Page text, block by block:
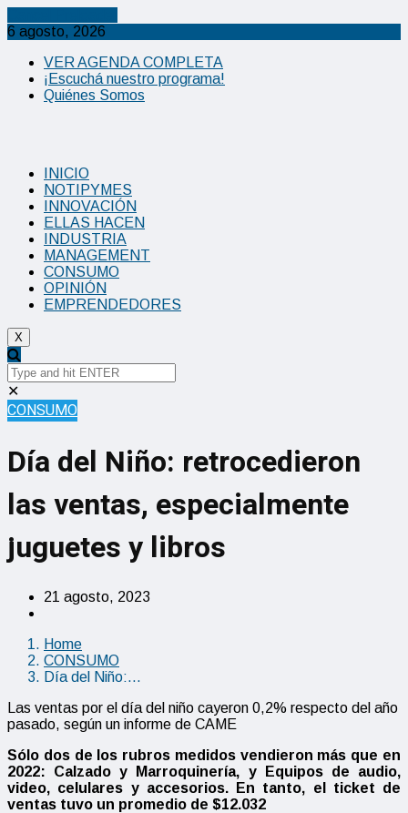
6 agosto, 2026
VER AGENDA COMPLETA
¡Escuchá nuestro programa!
Quiénes Somos
INICIO
NOTIPYMES
INNOVACIÓN
ELLAS HACEN
INDUSTRIA
MANAGEMENT
CONSUMO
OPINIÓN
EMPRENDEDORES
X
✕
CONSUMO
Día del Niño: retrocedieron
las ventas, especialmente
juguetes y libros
21 agosto, 2023
Home
CONSUMO
Día del Niño:…
Las ventas por el día del niño cayeron 0,2% respecto del año
pasado, según un informe de CAME
Sólo dos de los rubros medidos vendieron más que en
2022: Calzado y Marroquinería, y Equipos de audio,
video, celulares y accesorios. En tanto, el ticket de
ventas tuvo un promedio de $12.032